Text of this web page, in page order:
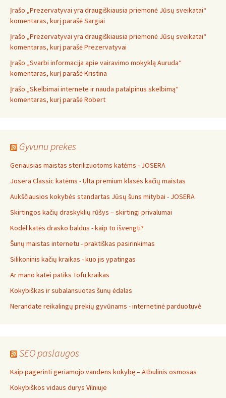
Įrašo „Prezervatyvai yra draugiškiausia priemonė Jūsų sveikatai“
komentaras, kurį parašė Sargiai
Įrašo „Prezervatyvai yra draugiškiausia priemonė Jūsų sveikatai“
komentaras, kurį parašė Prezervatyvai
Įrašo „Svarbi informacija apie vairavimo mokyklą Auruda“
komentaras, kurį parašė Kristina
Įrašo „Skelbimai internete ir nauda patalpinus skelbimą“
komentaras, kurį parašė Robert
Gyvunu prekes
Geriausias maistas sterilizuotoms katėms - JOSERA
Josera Classic katėms - Ulta premium klasės kačių maistas
Aukščiausios kokybės standartas Jūsų šuns mitybai - JOSERA
Skirtingos kačių draskyklių rūšys – skirtingi privalumai
Kodėl katės drasko baldus - kaip to išvengti?
Šunų maistas internetu - praktiškas pasirinkimas
Silikoninis kačių kraikas - kuo jis ypatingas
Ar mano katei patiks Tofu kraikas
Kokybiškas ir subalansuotas šunų ėdalas
Nerandate reikalingų prekių gyvūnams - internetinė parduotuvė
SEO paslaugos
Kaip pagerinti geriamojo vandens kokybę – Atbulinis osmosas
Kokybiškos vidaus durys Vilniuje